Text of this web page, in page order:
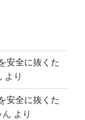
安全に抜くた
より
安全に抜くた
ん より